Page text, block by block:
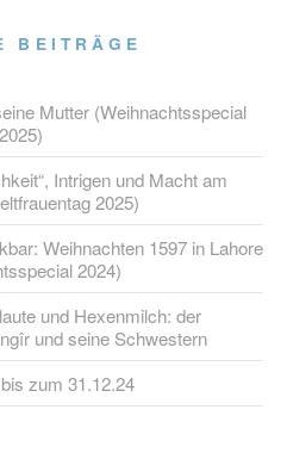
BEITRÄGE
Mutter (Weihnachtsspecial
2025)
Intrigen und Macht am
2025)
Weihnachten 1597 in Lahore
2024)
und Hexenmilch: der
und seine Schwestern
zum 31.12.24